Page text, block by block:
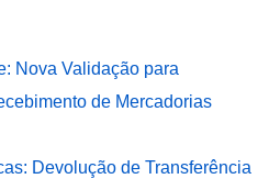
Nova Validação para
de Mercadorias
Devolução de Transferência